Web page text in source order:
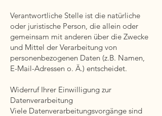
Verantwortliche Stelle ist die natürliche
oder juristische Person, die allein oder
gemeinsam mit anderen über die Zwecke
und Mittel der Verarbeitung von
personenbezogenen Daten (z.B. Namen,
E-Mail-Adressen o. Ä.) entscheidet.
Widerruf Ihrer Einwilligung zur
Datenverarbeitung
Viele Datenverarbeitungsvorgänge sind